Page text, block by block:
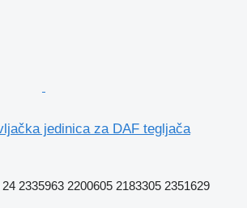
jedinica za DAF tegljača
2335963 2200605 2183305 2351629